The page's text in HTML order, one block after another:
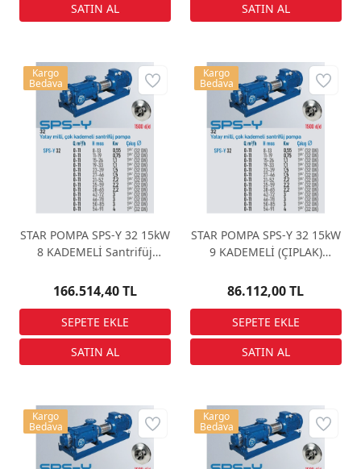
STAR POMPA SPS-Y 32 15kW
8 KADEMELİ Santrifüj
166.514,40 TL
Kargo
Bedava
STAR POMPA SPS-Y 32 15kW
9 KADEMELİ (ÇIPLAK)
86.112,00 TL
Kargo
Bedava
Kargo
Bedava
Kargo
Bedava